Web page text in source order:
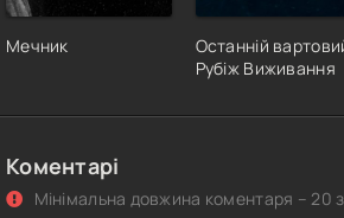
Мечник
Останній
Рубіж Виживання
Коментарі
Мінімальна довжина коментаря – 20